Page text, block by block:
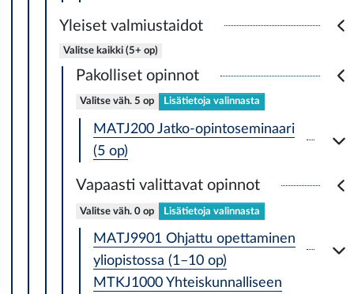
Yleiset valmiustaidot
Valitse kaikki (5+ op)
Pakolliset opinnot
Valitse väh. 5 op Lisätietoja valinnasta
MATJ200 Jatko-opintoseminaari
(5 op)
Vapaasti valittavat opinnot
Valitse väh. 0 op Lisätietoja valinnasta
MATJ9901 Ohjattu opettaminen
yliopistossa (1–10 op)
MTKJ1000 Yhteiskunnalliseen